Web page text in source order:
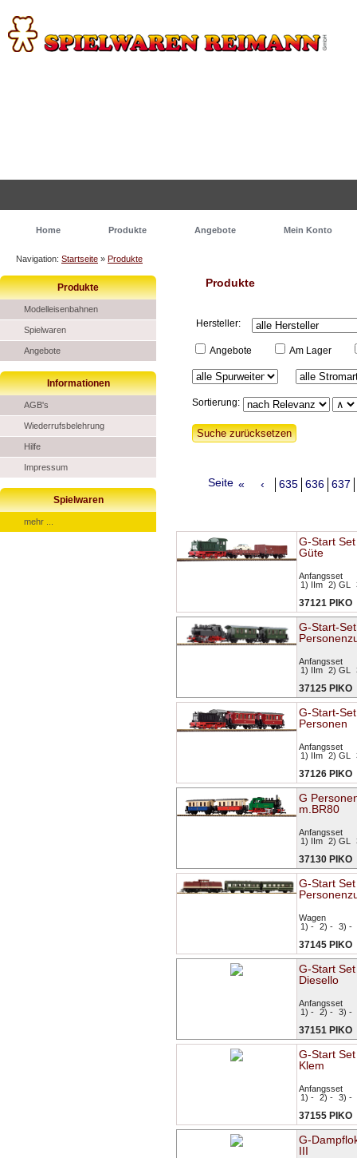
Home Produkte Angebote Mein Konto
Navigation: Startseite » Produkte
Produkte
Modelleisenbahnen
Spielwaren
Angebote
Informationen
AGB's
Wiederrufsbelehrung
Hilfe
Impressum
Spielwaren
mehr ...
Produkte
Hersteller:
Angebote Am Lager
Sortierung:
Seite « ‹ 635 636 637
G-Start
Güte
Anfangsset
1) IIm 2) GL
37121 PIKO
G-Start-Set
Anfangsset
1) IIm 2) GL
37125 PIKO
G-Start-
Personen
Anfangsset
1) IIm 2) GL
37126 PIKO
G
m.BR80
Anfangsset
1) IIm 2) GL
37130 PIKO
G-Start Set
Wagen
1) - 2) - 3) -
37145 PIKO
G-Start
Diesello
Anfangsset
1) - 2) - 3) -
37151 PIKO
G-Start
Klem
Anfangsset
1) - 2) - 3) -
37155 PIKO
G-
III